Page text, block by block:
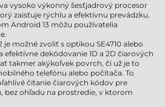
vysoko výkonný šesťjadrový procesor
zaisťuje rýchlu a efektívnu prevádzku.
Android 13 môžu používatelia
možné zvoliť s optikou SE4710 alebo
efektívne dekódovanie 1D a 2D čiarových
takmer akýkoľvek povrch, či už je to
telefónu alebo počítača. To
čítanie čiarových kódov pre
bez ohľadu na prostredie, v ktorom